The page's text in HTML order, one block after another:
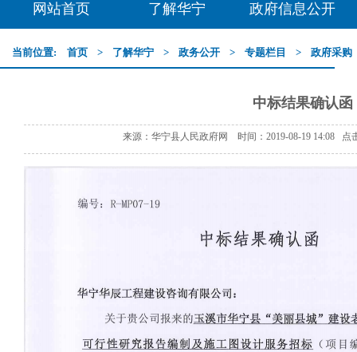
网站首页 了解华宁 政府信息公开
当前位置: 首页 > 了解华宁 > 政务公开 > 专题栏目 > 政府采购
中标结果确认函
来源：华宁县人民政府网 时间：2019-08-19 14:08 点